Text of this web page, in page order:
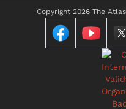
Copyright 2026 The